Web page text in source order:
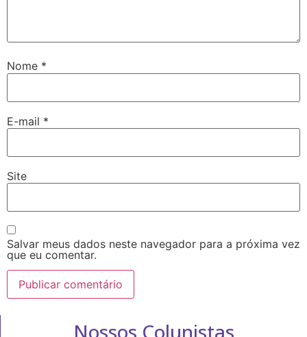
Nome *
E-mail *
Site
Salvar meus dados neste navegador para a próxima vez
que eu comentar.